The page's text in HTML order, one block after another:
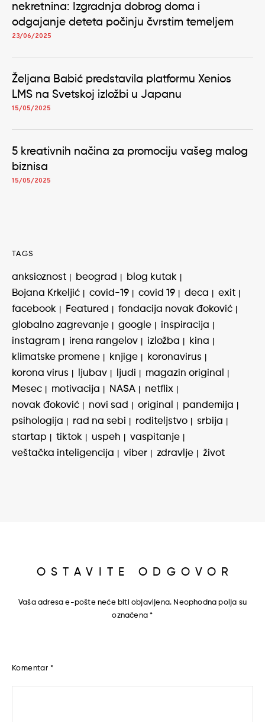
nekretnina: Izgradnja dobrog doma i
odgajanje deteta počinju čvrstim temeljem
23/06/2025
Željana Babić predstavila platformu Xenios
LMS na Svetskoj izložbi u Japanu
15/05/2025
5 kreativnih načina za promociju vašeg malog
biznisa
15/05/2025
TAGS
anksioznost beograd
blog kutak
Bojana Krkeljić
covid-19 covid 19 deca
exit
facebook
Featured
fondacija novak đoković
globalno zagrevanje
google
inspiracija
instagram
irena rangelov izložba
kina
klimatske promene
knjige
koronavirus
korona virus
ljubav ljudi
magazin original
Mesec
motivacija NASA
netflix
novak đoković
novi sad original
pandemija
psihologija
rad na sebi roditeljstvo
srbija
startap
tiktok uspeh
vaspitanje
veštačka inteligencija
viber zdravlje život
OSTAVITE ODGOVOR
Vaša adresa e-pošte neće biti objavljena. Neophodna polja su
označena*
Komentar *